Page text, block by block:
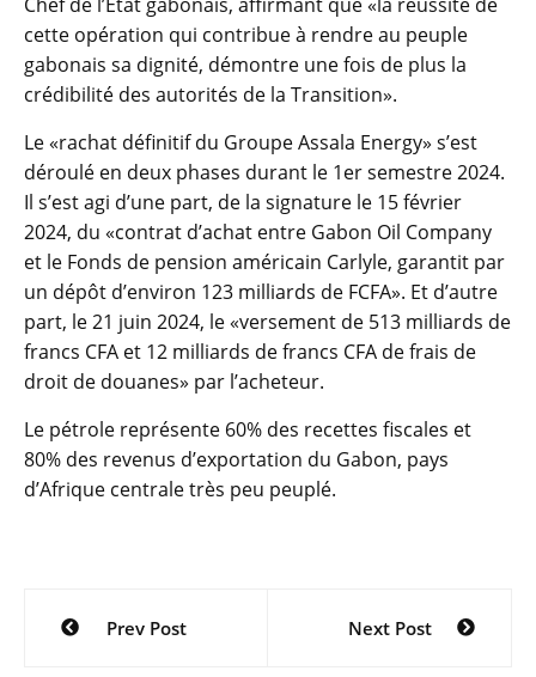
cette opération qui contribue à rendre au peuple
gabonais sa dignité, démontre une fois de plus la
crédibilité des autorités de la Transition».
Le «rachat définitif du Groupe Assala Energy» s’est
déroulé en deux phases durant le 1er semestre 2024.
Il s’est agi d’une part, de la signature le 15 février
2024, du «contrat d’achat entre Gabon Oil Company
et le Fonds de pension américain Carlyle, garantit par
un dépôt d’environ 123 milliards de FCFA». Et d’autre
part, le 21 juin 2024, le «versement de 513 milliards de
francs CFA et 12 milliards de francs CFA de frais de
droit de douanes» par l’acheteur.
Le pétrole représente 60% des recettes fiscales et
80% des revenus d’exportation du Gabon, pays
d’Afrique centrale très peu peuplé.
Navigation
Prev Post Next Post